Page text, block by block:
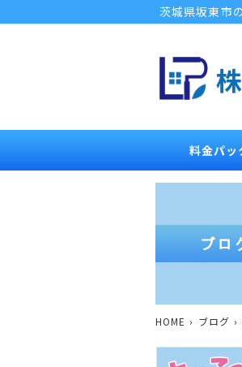
茨城県坂東市
料金パッ
HOME ブログ